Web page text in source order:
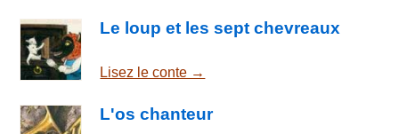
Le loup et les sept chevreaux
Lisez le conte →
L'os chanteur